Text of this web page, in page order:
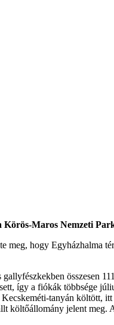
Körös-Maros Nemzeti
meg, hogy Egyházhalma
összesen
így a fiókák többsége
tanyán költött,
költőállomány jelent meg.